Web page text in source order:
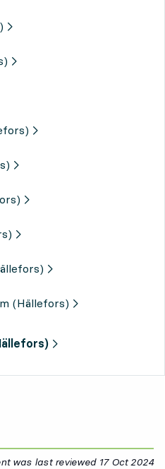
(Hällefors)
was last reviewed 17 Oct 2024